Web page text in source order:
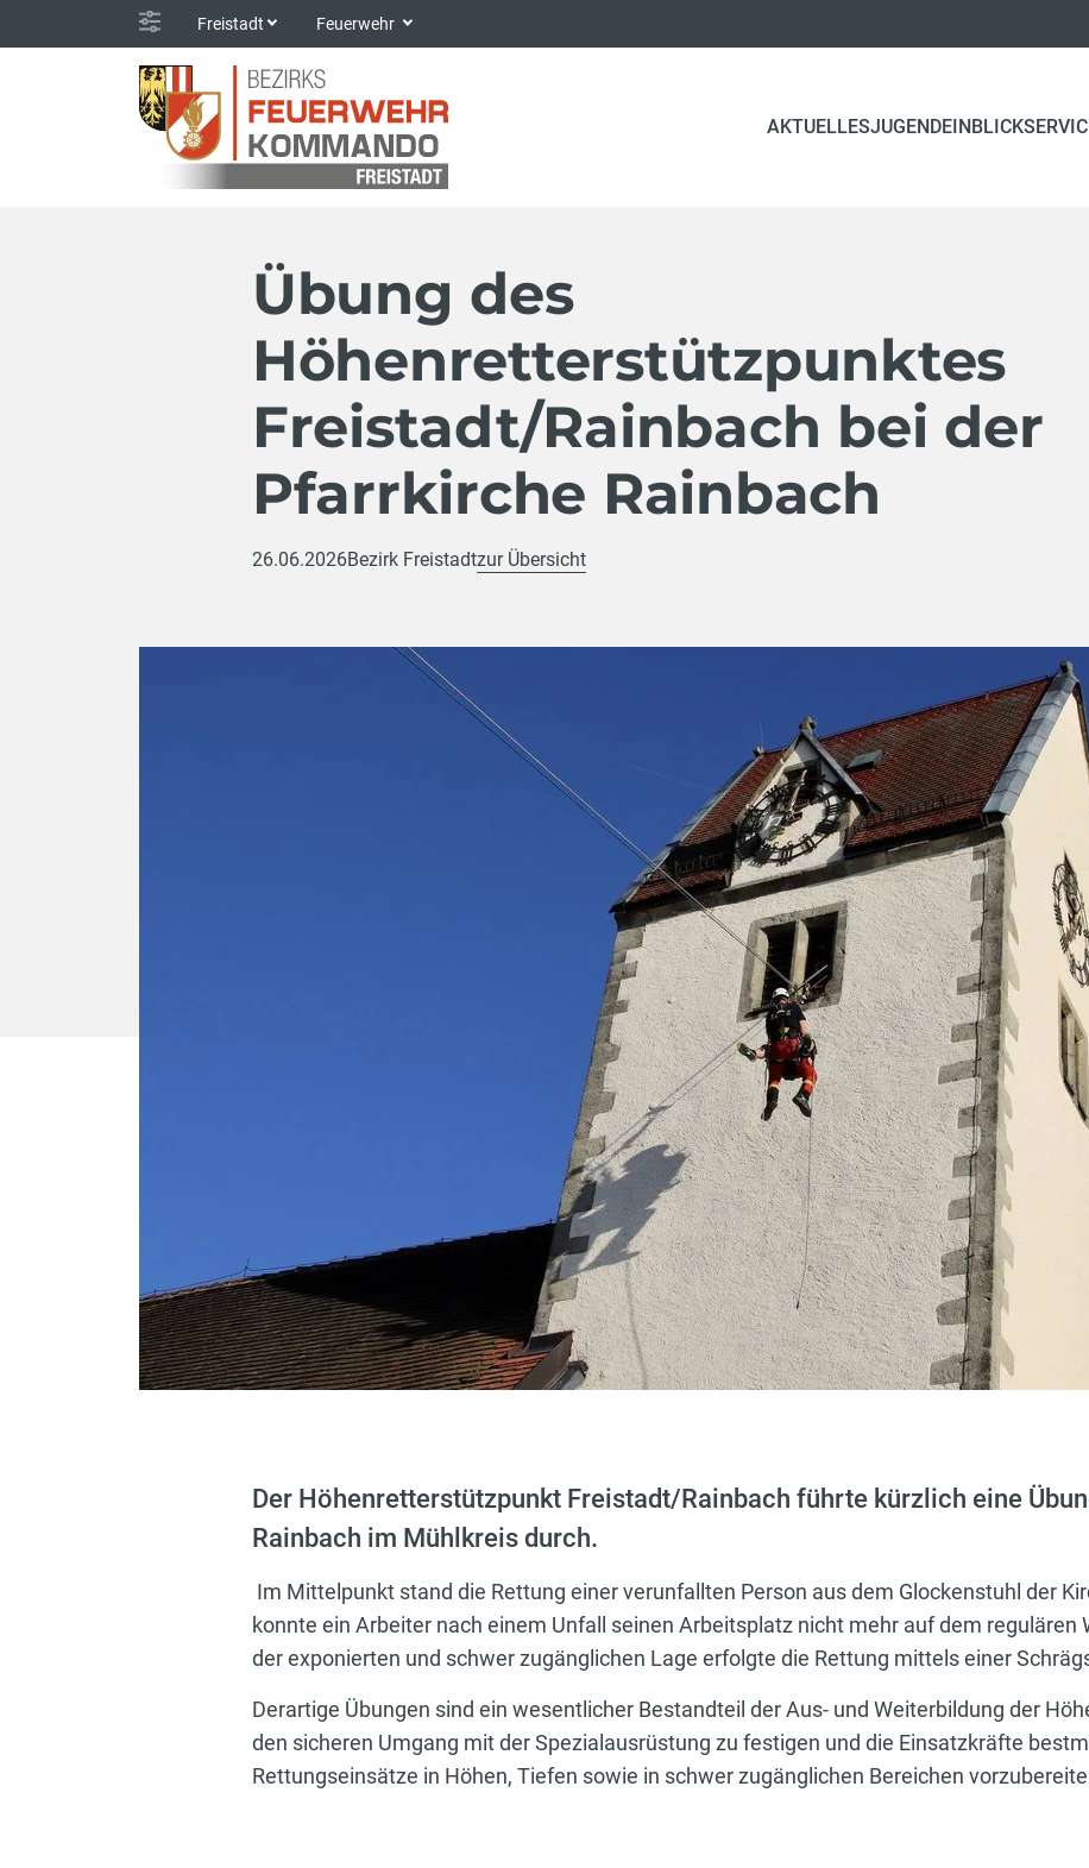
Freistadt Feuerwehr
AKTUELLES(CURRENT)
JUGENDEINBLICK
Übung des
Höhenretterstützpunktes
Freistadt/Rainbach bei der
Pfarrkirche Rainbach
26.06.2026Bezirk Freistadtzur Übersicht
Der Höhenretterstützpunkt Freistadt/Rainbach führte kürzlich eine
Rainbach im Mühlkreis durch.
Im Mittelpunkt stand die Rettung einer verunfallten Person aus dem Glockenstuhl der
konnte ein Arbeiter nach einem Unfall seinen Arbeitsplatz nicht mehr auf dem regulären
der exponierten und schwer zugänglichen Lage erfolgte die Rettung mittels einer
Derartige Übungen sind ein wesentlicher Bestandteil der Aus- und Weiterbildung der
den sicheren Umgang mit der Spezialausrüstung zu festigen und die Einsatzkräfte
Rettungseinsätze in Höhen, Tiefen sowie in schwer zugänglichen Bereichen